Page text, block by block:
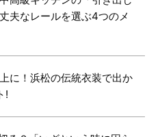
夫なレールを選ぶ4つのメ
に！浜松の伝統衣装で出か
!